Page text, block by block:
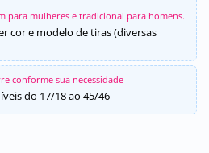
para mulheres e tradicional para homens.
cor e modelo de tiras (diversas
conforme sua necessidade
do 17/18 ao 45/46